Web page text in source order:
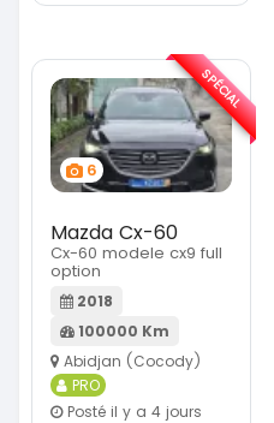
6
Mazda Cx-60
Cx-60 modele cx9 full
option
2018
100000 Km
Abidjan (Cocody)
PRO
Posté il y a 4 jours
SPÉCIAL